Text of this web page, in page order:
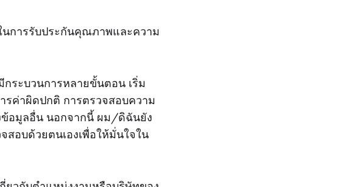
การรับประกันคุณภาพและความ
ะบวนการหลายขั้นตอน เริ่ม
ค่าผิดปกติ การตรวจสอบความ
ข้อมูลอื่น นอกจากนี้ ผม/ดิฉันยัง
อบด้วยตนเองเพื่อให้มั่นใจใน